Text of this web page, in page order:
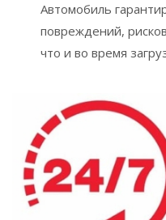
Автомобиль
повреждений,
что и во время